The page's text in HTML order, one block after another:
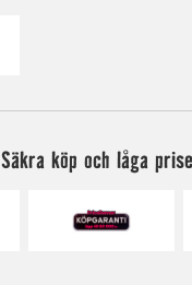
Säkra köp och låga